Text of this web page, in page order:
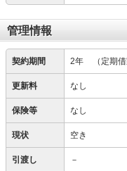
管理情報
契約期間 2年 （定期
更新料 なし
保険等 なし
現状 空き
引渡し －